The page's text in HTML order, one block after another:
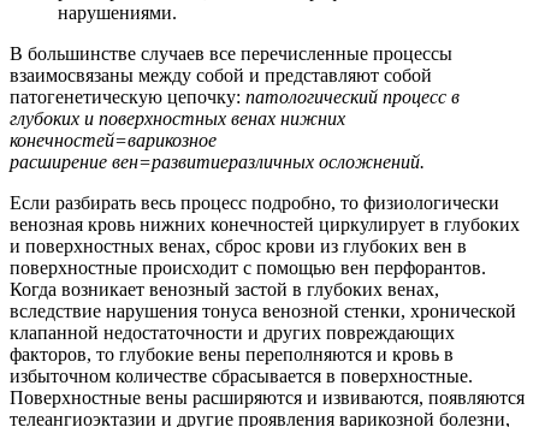
нарушениями.
В большинстве случаев все перечисленные процессы
взаимосвязаны между собой и представляют собой
патогенетическую цепочку: патологический процесс в
глубоких и поверхностных венах нижних
конечностей=варикозное
расширение вен=развитиеразличных осложнений.
Если разбирать весь процесс подробно, то физиологически
венозная кровь нижних конечностей циркулирует в глубоких
и поверхностных венах, сброс крови из глубоких вен в
поверхностные происходит с помощью вен перфорантов.
Когда возникает венозный застой в глубоких венах,
вследствие нарушения тонуса венозной стенки, хронической
клапанной недостаточности и других повреждающих
факторов, то глубокие вены переполняются и кровь в
избыточном количестве сбрасывается в поверхностные.
Поверхностные вены расширяются и извиваются, появляются
телеангиоэктазии и другие проявления варикозной болезни,